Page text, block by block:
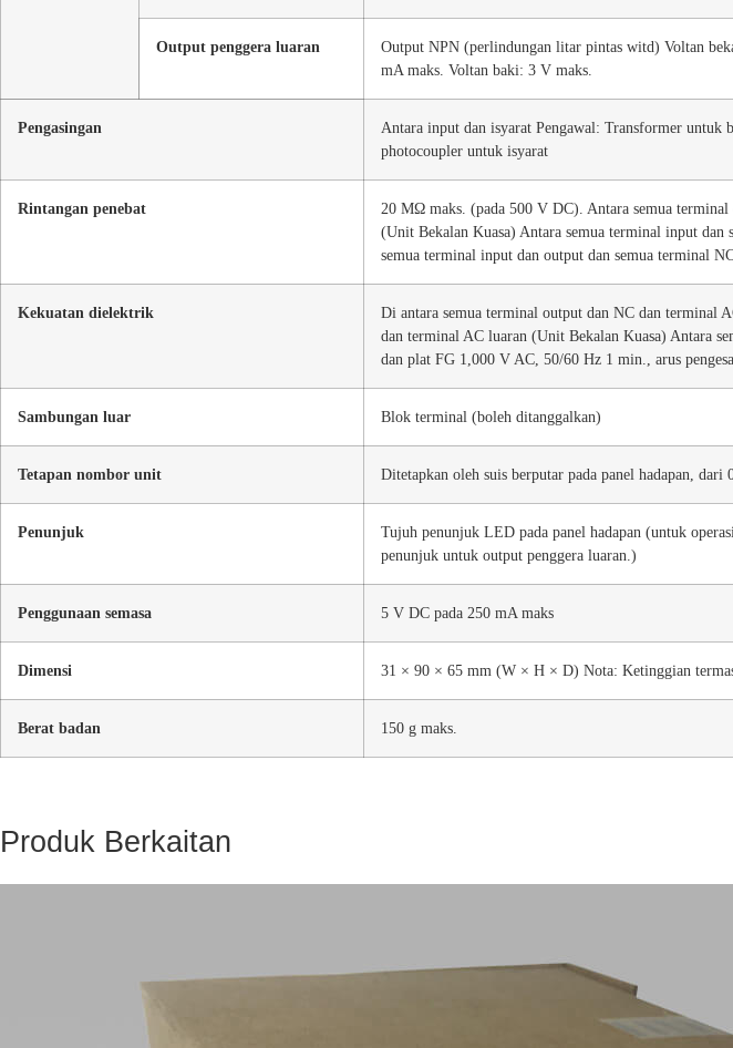
Output penggera luaran
Output NPN (perlindungan litar pintas witd) Voltan
mA maks. Voltan baki: 3 V maks.
Pengasingan
Antara input dan isyarat Pengawal: Transformer untuk
photocoupler untuk isyarat
Rintangan penebat
20 MΩ maks. (pada 500 V DC). Antara semua
(Unit Bekalan Kuasa) Antara semua terminal input
semua terminal input dan output dan semua terminal
Kekuatan dielektrik
Di antara semua terminal output dan NC dan terminal
dan terminal AC luaran (Unit Bekalan Kuasa) Antara
dan plat FG 1,000 V AC, 50/60 Hz 1 min., arus
Sambungan luar Blok terminal (boleh ditanggalkan)
Tetapan nombor unit Ditetapkan oleh suis berputar pada panel hadapan, dari
Penunjuk
Tujuh penunjuk LED pada panel hadapan (untuk
penunjuk untuk output penggera luaran.)
Penggunaan semasa 5 V DC pada 250 mA maks
Dimensi 31 × 90 × 65 mm (W × H × D) Nota: Ketinggian
Berat badan 150 g maks.
Produk Berkaitan